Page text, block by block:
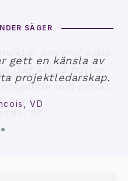
SÄGER
gett en känsla av
projektledarskap.
VD